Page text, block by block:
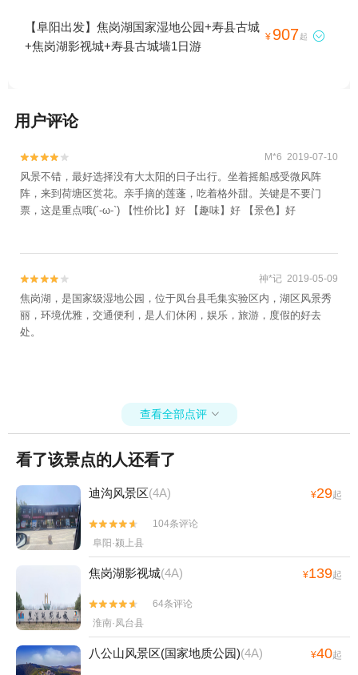
【阜阳出发】焦岗湖国家湿地公园+寿县古城
+焦岗湖影视城+寿县古城墙1日游
¥ 907起 
用户评论

 M*6 2019-07-10
风景不错，最好选择没有大太阳的日子出行。坐着摇船感受微风阵
阵，来到荷塘区赏花。亲手摘的莲蓬，吃着格外甜。关键是不要门
票，这是重点哦(´-ω-`) 【性价比】好 【趣味】好 【景色】好

 神*记 2019-05-09
焦岗湖，是国家级湿地公园，位于凤台县毛集实验区内，湖区风景秀
丽，环境优雅，交通便利，是人们休闲，娱乐，旅游，度假的好去
处。
查看全部点评 
看了该景点的人还看了
迪沟风景区(4A) ¥29起


104条评论
阜阳·颍上县
焦岗湖影视城(4A) ¥139起


64条评论
淮南·凤台县
八公山风景区(国家地质公园)(4A) ¥40起